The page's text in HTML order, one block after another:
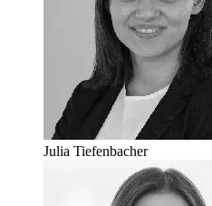
Julia Tiefenbacher